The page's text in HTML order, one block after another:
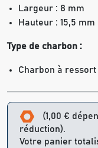
Largeur : 8 mm
Hauteur : 15,5 mm
Type de charbon :
Charbon à ressort
(1,00 €
réduction).
Votre panier